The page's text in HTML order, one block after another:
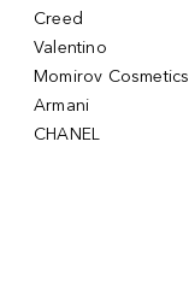
Creed
Valentino
Momirov Cosmetics
Armani
CHANEL